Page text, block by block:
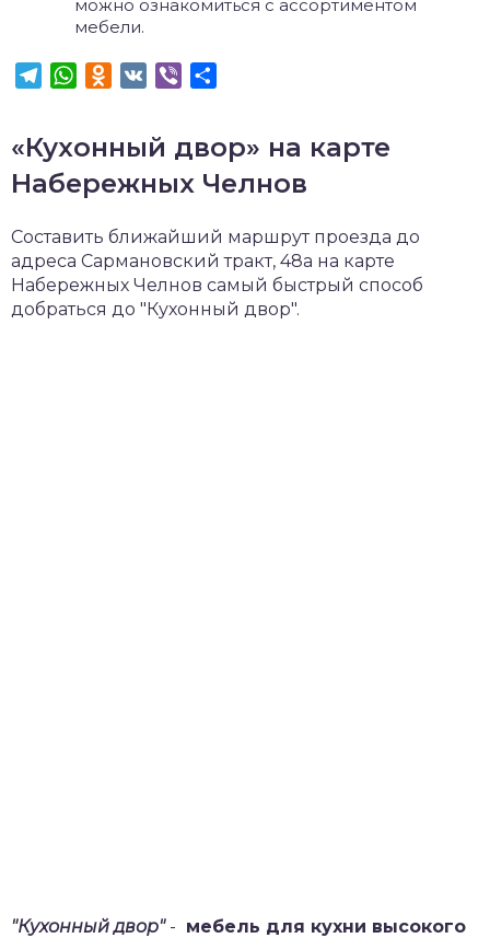
можно ознакомиться с ассортиментом
мебели.
TelegramWhatsApp
Odnoklassniki
VK Viber
«Кухонный двор» на карте
Набережных Челнов
Составить ближайший маршрут проезда до
адреса Сармановский тракт, 48а на карте
Набережных Челнов самый быстрый способ
добраться до "Кухонный двор".
"Кухонный двор"- мебель для кухни высокого